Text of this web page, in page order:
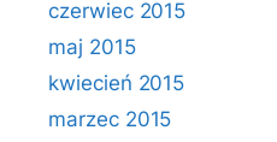
czerwiec 2015
maj 2015
kwiecień 2015
marzec 2015